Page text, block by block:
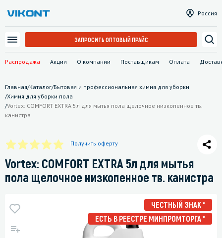
Распродажа Акции О компании Поставщикам Оплата
Россия
ЗАПРОСИТЬ ОПТОВЫЙ ПРАЙС
Главная/Каталог/Бытовая и профессиональная химия для уборки
/Химия для уборки пола
/Vortex: COMFORT EXTRA 5л для мытья пола щелочное низкопенное тв.
канистра
Получить оферту
Vortex: COMFORT EXTRA 5л для мытья
пола щелочное низкопенное тв. канистра
ЧЕСТНЫЙ ЗНАК *
ЕСТЬ В РЕЕСТРЕ МИНПРОМТОРГА *